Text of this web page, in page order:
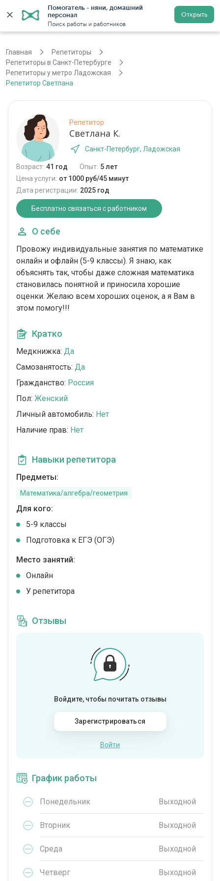
Помогатель - няни, домашний
персонал
Поиск работы и работников
Открыть
Регистрация
Главная
Репетиторы
Репетиторы в Санкт-Петербурге
Репетиторы у метро Ладожская
Репетитор Светлана
Репетитор
Светлана К.
Санкт-Петербург, Ладожская
Возраст: 41 год Опыт: 5 лет
Цена услуги: от 1000 руб/45 минут
Дата регистрации: 2025 год
Бесплатно связаться с работником
О себе
Провожу индивидуальные занятия по математике
онлайн и офлайн (5-9 классы). Я знаю, как
объяснять так, чтобы даже сложная математика
становилась понятной и приносила хорошие
оценки. Желаю всем хороших оценок, а я Вам в
этом помогу!!!
Кратко
Медкнижка: Да
Самозанятость: Да
Гражданство: Россия
Пол: Женский
Личный автомобиль: Нет
Наличие прав: Нет
Навыки репетитора
Предметы:
Математика/алгебра/геометрия
Для кого:
5-9 классы
Подготовка к ЕГЭ (ОГЭ)
Место занятий:
Онлайн
У репетитора
Отзывы
Войдите, чтобы почитать отзывы
Зарегистрироваться
Войти
График работы
Понедельник Выходной
Вторник Выходной
Среда Выходной
Четверг Выходной